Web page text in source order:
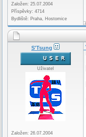
Založen: 25.07.2004
Příspěvky: 4714
Bydliště: Praha, Hostomice
S'Tsung
Uživatel
Založen: 26.07.2004